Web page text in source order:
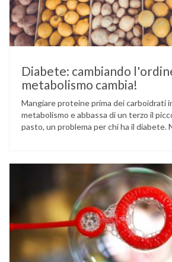
Diabete: cambiando
metabolismo cambia!
Mangiare proteine prima dei carboidrati
metabolismo e abbassa di un terzo il
pasto, un problema per chi ha il diabete.
come ingannare il metabolismo ed